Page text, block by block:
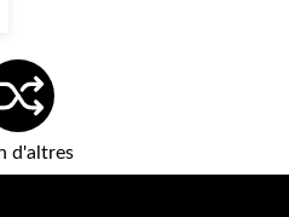
d'altres